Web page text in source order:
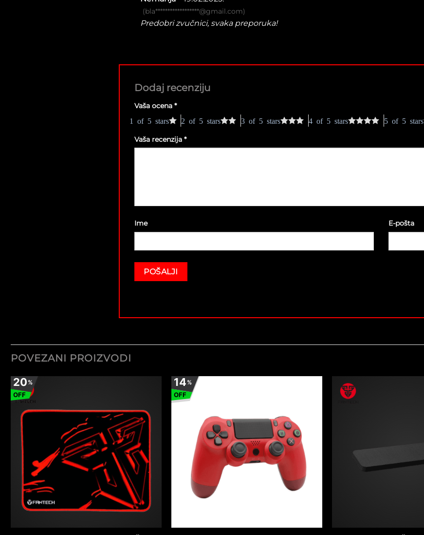
od 5
(bla******************@gmail.com)
Predobri zvučnici, svaka preporuka!
Dodaj recenziju
Vaša ocena *
1 of 5 stars 2 of 5 stars 3 of 5 stars 4 of 5 stars 5 of 5 stars
Vaša recenzija *
Ime E-pošta
POVEZANI PROIZVODI
20%
OFF
14%
OFF